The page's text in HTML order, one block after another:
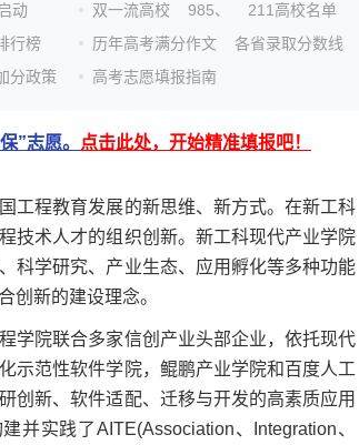
动
行榜
分政策
双一流高校 985、
211高校名单
历年高考满分作文
各省录取分数线
高考志愿填报指南
”志愿。 点击此处，开始精准填报吧！
程教育发展的新思维、新方式。在新工科
技术人才的组织创新。新工科现代产业学院
科学研究、产业生态、应用孵化等多种功能
创新的建设理念。
院联合多家信创产业头部企业，依托现代
示范性软件学院，鲲鹏产业学院和百度人工
创新、软件适配、迁移与开发的高素质应用
并实践了AITE(Association、Integration、